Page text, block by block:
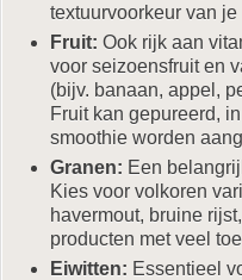
textuurvoorkeur van je
Fruit: Ook rijk aan
voor seizoensfruit en
(bijv. banaan, appel,
Fruit kan gepureerd,
smoothie worden
Granen: Een
Kies voor volkoren
havermout, bruine
producten met veel
Eiwitten: Essentieel